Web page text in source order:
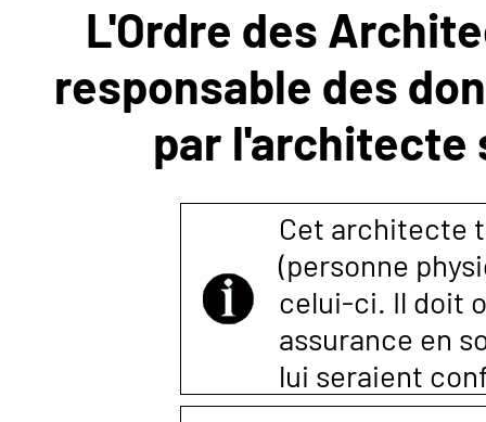
NOUS
CONTACTER
L'Ordre des
responsable des
par l'architecte
Cet architecte
(personne
celui-ci. Il doit
assurance en
lui seraient